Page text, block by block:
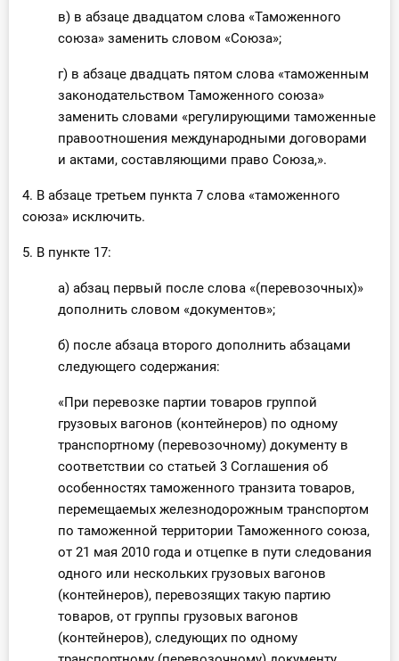
в) в абзаце двадцатом слова «Таможенного
союза» заменить словом «Союза»;
г) в абзаце двадцать пятом слова «таможенным
законодательством Таможенного союза»
заменить словами «регулирующими таможенные
правоотношения международными договорами
и актами, составляющими право Союза,».
4. В абзаце третьем пункта 7 слова «таможенного
союза» исключить.
5. В пункте 17:
а) абзац первый после слова «(перевозочных)»
дополнить словом «документов»;
б) после абзаца второго дополнить абзацами
следующего содержания:
«При перевозке партии товаров группой
грузовых вагонов (контейнеров) по одному
транспортному (перевозочному) документу в
соответствии со статьей 3 Соглашения об
особенностях таможенного транзита товаров,
перемещаемых железнодорожным транспортом
по таможенной территории Таможенного союза,
от 21 мая 2010 года и отцепке в пути следования
одного или нескольких грузовых вагонов
(контейнеров), перевозящих такую партию
товаров, от группы грузовых вагонов
(контейнеров), следующих по одному